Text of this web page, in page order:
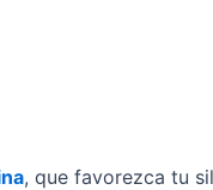
, que favorezca tu